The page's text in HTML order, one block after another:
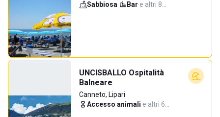
Sabbiosa· Bar·e altri 8…
UNCISBALLO Ospitalità
Balneare
Canneto, Lipari
Accesso animali·e altri 6…